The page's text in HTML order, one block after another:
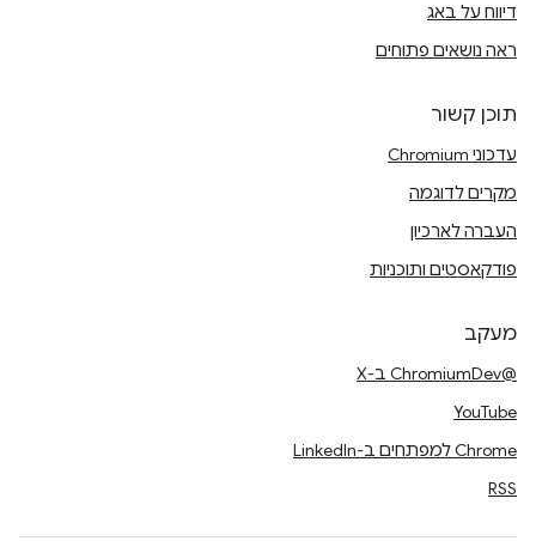
דיווח על באג
ראה נושאים פתוחים
תוכן קשור
עדכוני Chromium
מקרים לדוגמה
העברה לארכיון
פודקאסטים ותוכניות
מעקב
@ChromiumDev ב-X
YouTube
Chrome למפתחים ב-LinkedIn
RSS